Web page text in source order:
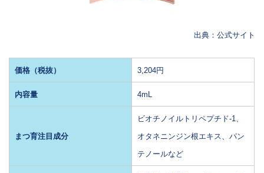
出典：公式サイト
価格（税抜） 3,204円
内容量 4mL
まつ育注目成分
ビオチノイルトリペプチド-1、
オタネニンジン根エキス、パン
テノールなど